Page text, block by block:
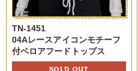
TN-1451
04Aレースアイコンモチーフ
付ベロアフードトップス